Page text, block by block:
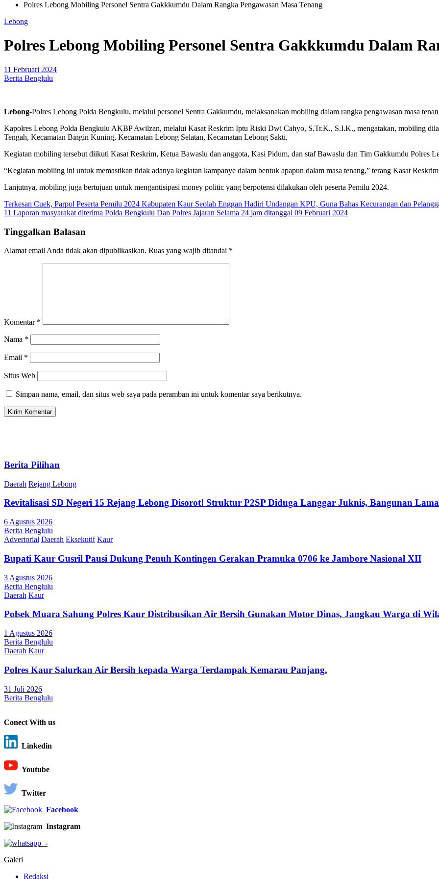
Polres Lebong Mobiling Personel Sentra Gakkkumdu Dalam Rangka Pengawasan Masa Tenang
Lebong
Polres Lebong Mobiling Personel Sentra Gakkkumdu Dalam
11 Februari 2024
Berita Benglulu
Lebong-Polres Lebong Polda Bengkulu, melalui personel Sentra Gakkumdu, melaksanakan mobiling dalam rangka pengawasan masa
Kapolres Lebong Polda Bengkulu AKBP Awilzan, melalui Kasat Reskrim Iptu Riski Dwi Cahyo, S.Tr.K., S.I.K., mengatakan, mobiling
Tengah, Kecamatan Bingin Kuning, Kecamatan Lebong Selatan, Kecamatan Lebong Sakti.
Kegiatan mobiling tersebut diikuti Kasat Reskrim, Ketua Bawaslu dan anggota, Kasi Pidum, dan staf Bawaslu dan Tim Gakkumdu Polres
“Kegiatan mobiling ini untuk memastikan tidak adanya kegiatan kampanye dalam bentuk apapun dalam masa tenang,” terang Kasat
Lanjutnya, mobiling juga bertujuan untuk mengantisipasi money politic yang berpotensi dilakukan oleh peserta Pemilu 2024.
Navigasi
pos
Terkesan Cuek, Parpol Peserta Pemilu 2024 Kabupaten Kaur Seolah Enggan Hadiri Undangan KPU, Guna Bahas Kecurangan dan
11 Laporan masyarakat diterima Polda Bengkulu Dan Polres Jajaran Selama 24 jam ditanggal 09 Februari 2024
Tinggalkan Balasan
Alamat email Anda tidak akan dipublikasikan. Ruas yang wajib ditandai *
Komentar *
Nama *
Email *
Situs Web
Simpan nama, email, dan situs web saya pada peramban ini untuk komentar saya berikutnya.
Berita Pilihan
Daerah Rejang Lebong
Revitalisasi SD Negeri 15 Rejang Lebong Disorot! Struktur P2SP Diduga Langgar Juknis, Bangunan
6 Agustus 2026
Berita Benglulu
Advertorial Daerah Eksekutif Kaur
Bupati Kaur Gusril Pausi Dukung Penuh Kontingen Gerakan Pramuka 0706 ke Jambore Nasional XII
3 Agustus 2026
Berita Benglulu
Daerah Kaur
Polsek Muara Sahung Polres Kaur Distribusikan Air Bersih Gunakan Motor Dinas, Jangkau Warga di
1 Agustus 2026
Berita Benglulu
Daerah Kaur
Polres Kaur Salurkan Air Bersih kepada Warga Terdampak Kemarau Panjang.
31 Juli 2026
Berita Benglulu
Conect With us
Linkedin
Youtube
Twitter
Facebook
Instagram
-
Galeri
Redaksi